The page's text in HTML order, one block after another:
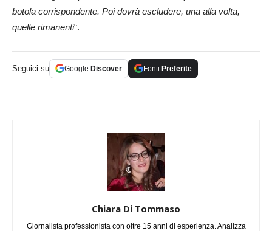
botola corrispondente. Poi dovrà escludere, una alla volta,
quelle rimanenti“.
Seguici su Google Discover Fonti Preferite
Chiara Di Tommaso
Giornalista professionista con oltre 15 anni di esperienza. Analizza